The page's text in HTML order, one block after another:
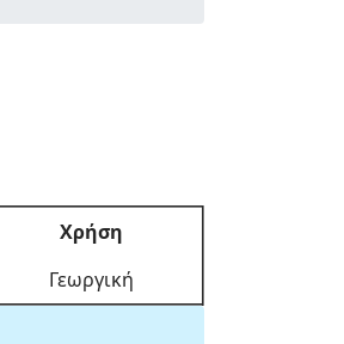
Χρήση
Γεωργική